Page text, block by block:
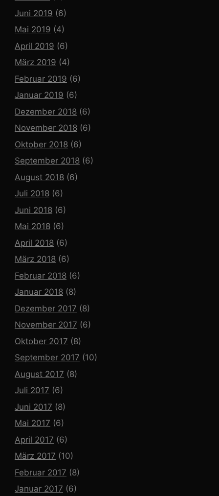
Juni 2019 (6)
Mai 2019 (4)
April 2019 (6)
März 2019 (4)
Februar 2019 (6)
Januar 2019 (6)
Dezember 2018 (6)
November 2018 (6)
Oktober 2018 (6)
September 2018 (6)
August 2018 (6)
Juli 2018 (6)
Juni 2018 (6)
Mai 2018 (6)
April 2018 (6)
März 2018 (6)
Februar 2018 (6)
Januar 2018 (8)
Dezember 2017 (8)
November 2017 (6)
Oktober 2017 (8)
September 2017 (10)
August 2017 (8)
Juli 2017 (6)
Juni 2017 (8)
Mai 2017 (6)
April 2017 (6)
März 2017 (10)
Februar 2017 (8)
Januar 2017 (6)